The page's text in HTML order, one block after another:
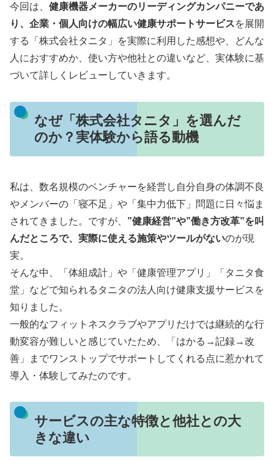
今回は、 健康機器メーカーのリーディングカンパニーであ
り、企業・個人向けの幅広い健康サポートサービスを展開
する「株式会社タニタ」を実際に利用した感想や、どんな
人におすすめか、使い方や他社との違いなど、実体験に基
づいて詳しくレビューしていきます。
なぜ「株式会社タニタ」を選んだ
のか？実体験から語る動機
私は、数名規模のベンチャーを経営し自分自身の体調不良
やメンバーの「寝不足」や「集中力低下」問題に日々悩ま
されてきました。ですが、 ”健康経営”や”働き方改革”を叫
んだところで、実際に使える施策やツールがないのが現
実。
そんな中、「体組成計」や「健康管理アプリ」「タニタ食
堂」などで知られるタニタの法人向け健康支援サービスを
知りました。
一般的なフィットネスクラブやアプリだけでは継続的な行
動変容が難しいと感じていたため、「はかる→記録→改
善」までワンストップでサポートしてくれる点に惹かれて
導入・体験してみたのです。
サービスの主な特徴と他社との大
きな違い